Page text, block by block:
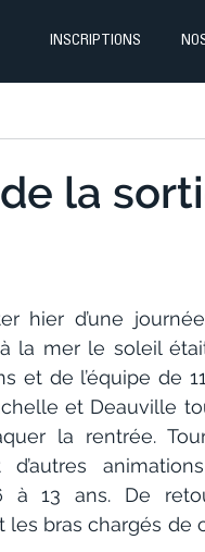
INSCRIPTIONS
la
hier d’une
la mer le soleil
et de l’équipe de
et Deauville
la rentrée.
à 13 ans. De
bras chargés de